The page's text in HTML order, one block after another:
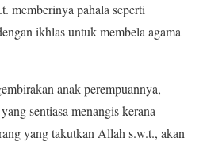
memberinya pahala seperti
ikhlas untuk membela agama
anak perempuannya,
sentiasa menangis kerana
yang takutkan Allah s.w.t., akan